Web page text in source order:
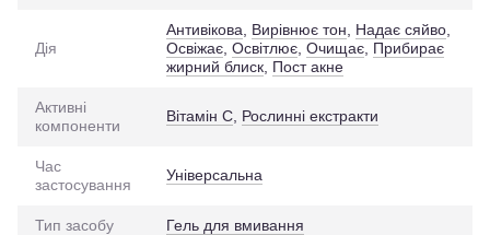
Дія
Антивікова Вирівнює тон Надає сяйво
Освіжає Освітлює Очищає Прибирає
жирний блиск Пост акне
Активні
компоненти
Вітамін С Рослинні екстракти
Час
застосування
Універсальна
Тип засобу Гель для вмивання